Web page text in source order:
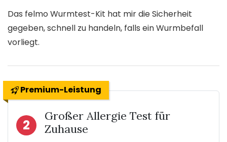
Das felmo Wurmtest-Kit hat mir die Sicherheit
gegeben, schnell zu handeln, falls ein Wurmbefall
vorliegt.
Premium-Leistung
2
Großer Allergie Test für
Zuhause